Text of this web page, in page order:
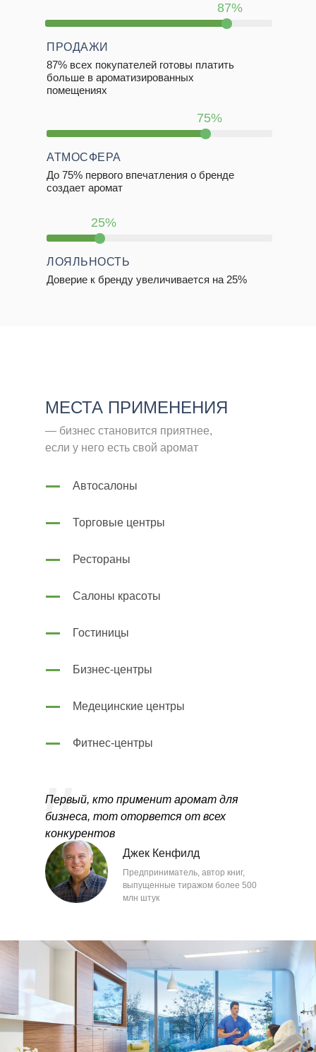
87%
87% всех покупателей готовы платить
больше в ароматизированных
помещениях
ПРОДАЖИ
75%
До 75% первого впечатления о бренде
создает аромат
АТМОСФЕРА
25%
Доверие к бренду увеличивается на 25%
ЛОЯЛЬНОСТЬ
МЕСТА ПРИМЕНЕНИЯ
Автосалоны
Торговые центры
Рестораны
Салоны красоты
Гостиницы
Бизнес-центры
Медецинские центры
Фитнес-центры
— бизнес становится приятнее,
если у него есть свой аромат
Джек Кенфилд
Предприниматель, автор книг,
выпущенные тиражом более 500
млн штук
Первый, кто применит аромат для
бизнеса, тот оторвется от всех
конкурентов